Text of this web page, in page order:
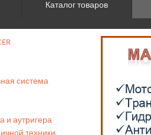
Каталог товаров
система
и аутригера